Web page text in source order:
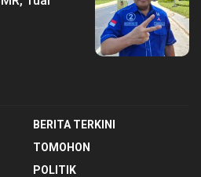
BERITA TERKINI
TOMOHON
POLITIK